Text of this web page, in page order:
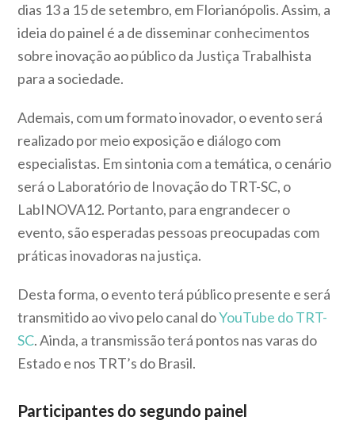
dias 13 a 15 de setembro, em Florianópolis. Assim, a
ideia do painel é a de disseminar conhecimentos
sobre inovação ao público da Justiça Trabalhista
para a sociedade.
Ademais, com um formato inovador, o evento será
realizado por meio exposição e diálogo com
especialistas. Em sintonia com a temática, o cenário
será o Laboratório de Inovação do TRT-SC, o
LabINOVA12. Portanto, para engrandecer o
evento, são esperadas pessoas preocupadas com
práticas inovadoras na justiça.
Desta forma, o evento terá público presente e será
transmitido ao vivo pelo canal doYouTube do TRT-
SC. Ainda, a transmissão terá pontos nas varas do
Estado e nos TRT’s do Brasil.
Participantes do segundo painel